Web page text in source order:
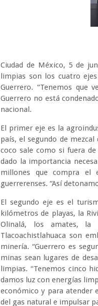
Ciudad de México, 5 de
limpias son los cuatro
Guerrero. “Tenemos que
Guerrero no está
nacional.
El primer eje es la
país, el segundo de
coco sale como si fuera
dado la importancia
millones que compra el
guerrerenses. “Así
El segundo eje es el
kilómetros de playas, la
Olinalá, los amates, la
Tlacoachistlahuaca son
minería. “Guerrero es
minas sean lugares de
limpias. “Tenemos cinco
damos luz con energías
económico y para atender
del gas natural e impulsar